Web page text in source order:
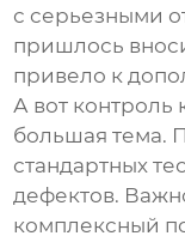
с серьезными
пришлось
привело к
А вот контроль
большая тема.
стандартных
дефектов.
комплексный